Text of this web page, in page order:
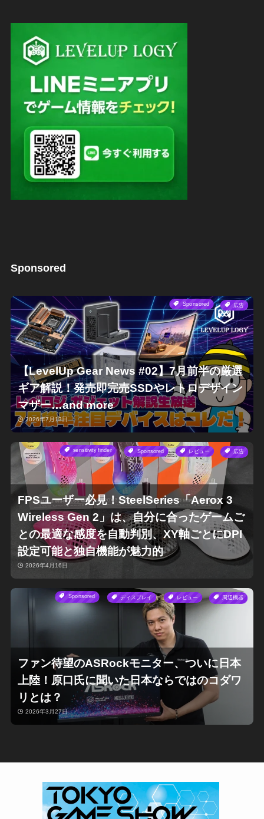
Sponsored
Sponsored 広告
【LevelUp Gear News #02】7月前半の厳選
ギア解説！発売即完売SSDやレトロデザイン
マザー…and more
2026年7月13日
sensitivity finder Sponsored レビュー 広告
FPSユーザー必見！SteelSeries「Aerox 3
Wireless Gen 2」は、自分に合ったゲームご
との最適な感度を自動判別、XY軸ごとにDPI
設定可能と独自機能が魅力的
2026年4月16日
Sponsored ディスプレイ レビュー 周辺機器
ファン待望のASRockモニター、ついに日本
上陸！原口氏に聞いた日本ならではのコダワ
リとは？
2026年3月27日